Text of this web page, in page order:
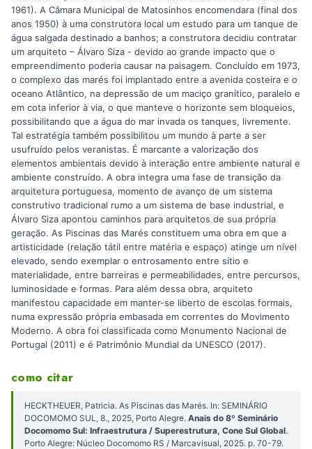
1961). A Câmara Municipal de Matosinhos encomendara (final dos
anos 1950) à uma construtora local um estudo para um tanque de
água salgada destinado a banhos; a construtora decidiu contratar
um arquiteto – Álvaro Siza - devido ao grande impacto que o
empreendimento poderia causar na paisagem. Concluído em 1973,
o complexo das marés foi implantado entre a avenida costeira e o
oceano Atlântico, na depressão de um maciço granítico, paralelo e
em cota inferior à via, o que manteve o horizonte sem bloqueios,
possibilitando que a água do mar invada os tanques, livremente.
Tal estratégia também possibilitou um mundo à parte a ser
usufruído pelos veranistas. É marcante a valorização dos
elementos ambientais devido à interação entre ambiente natural e
ambiente construído. A obra integra uma fase de transição da
arquitetura portuguesa, momento de avanço de um sistema
construtivo tradicional rumo a um sistema de base industrial, e
Álvaro Siza apontou caminhos para arquitetos de sua própria
geração. As Piscinas das Marés constituem uma obra em que a
artisticidade (relação tátil entre matéria e espaço) atinge um nível
elevado, sendo exemplar o entrosamento entre sítio e
materialidade, entre barreiras e permeabilidades, entre percursos,
luminosidade e formas. Para além dessa obra, arquiteto
manifestou capacidade em manter-se liberto de escolas formais,
numa expressão própria embasada em correntes do Movimento
Moderno. A obra foi classificada como Monumento Nacional de
Portugal (2011) e é Patrimônio Mundial da UNESCO (2017).
como citar
HECKTHEUER, Patricia. As Piscinas das Marés. In: SEMINÁRIO
DOCOMOMO SUL, 8., 2025, Porto Alegre. Anais do 8º Seminário
Docomomo Sul: Infraestrutura / Superestrutura, Cone Sul Global.
Porto Alegre: Núcleo Docomomo RS / Marcavisual, 2025. p. 70-79.